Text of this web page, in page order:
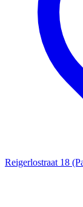
Reigerlostraat 18